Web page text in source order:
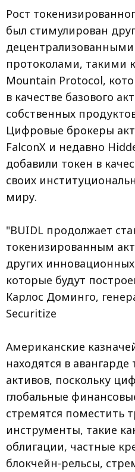
Рост
был стимулирован
протоколами, такими
Mountain Protocol,
в качестве базового
собственных
Цифровые брокеры
FalconX и недавно
добавили токен в
своих
миру.
"BUIDL продолжает
токенизированным
других
которые будут
Карлос Доминго,
Securitize
Американские
находятся в
активов, поскольку
глобальные
стремятся поместить
инструменты, такие
облигации, частные
блокчейн-рельсы,